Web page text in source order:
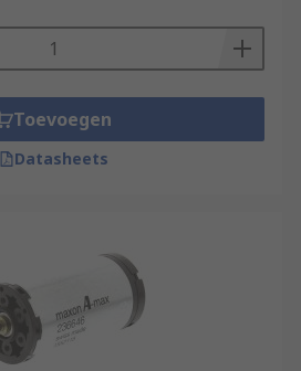
Toevoegen
Datasheets